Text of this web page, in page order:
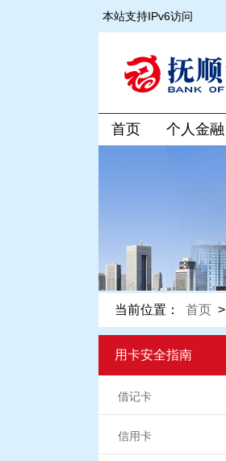
本站支持IPv6访问
首页 个人金融
当前位置： 首页 >
用卡安全指南
借记卡
信用卡